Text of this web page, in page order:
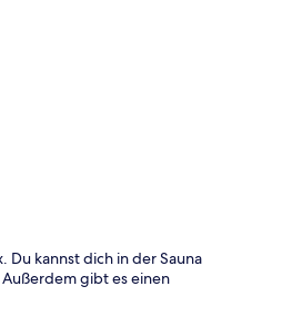
kannst dich in der Sauna
gibt es einen